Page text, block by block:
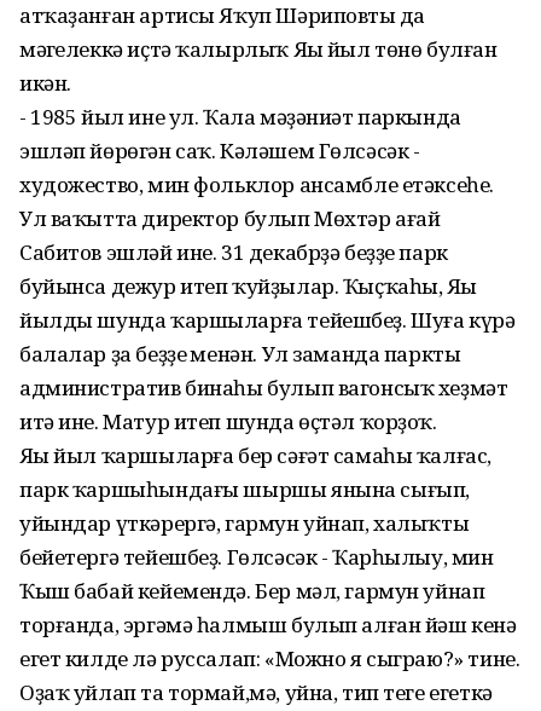
атҡаҙанған артисы Яҡуп Шәриповтың да
мәңгелеккә иҫтә ҡалырлыҡ Яңы йыл төнө булған
икән.
- 1985 йыл ине ул. Ҡала мәҙәниәт паркында
эшләп йөрөгән саҡ. Кәләшем Гөлсәсәк -
художество, мин фольклор ансамбле етәксеһе.
Ул ваҡытта директор булып Мөхтәр ағай
Сабитов эшләй ине. 31 декабрҙә беҙҙе парк
буйынса дежур итеп ҡуйҙылар. Ҡыҫҡаһы, Яңы
йылды шунда ҡаршыларға тейешбеҙ. Шуға күрә
балалар ҙа беҙҙең менән. Ул заманда парктың
административ бинаһы булып вагонсыҡ хеҙмәт
итә ине. Матур итеп шунда өҫтәл ҡорҙоҡ.
Яңы йыл ҡаршыларға бер сәғәт самаһы ҡалғас,
парк ҡаршыһындағы шыршы янына сығып,
уйындар үткәрергә, гармун уйнап, халыҡты
бейетергә тейешбеҙ. Гөлсәсәк - Ҡарһылыу, мин
Ҡыш бабай кейемендә. Бер мәл, гармун уйнап
торғанда, эргәмә һалмыш булып алған йәш кенә
егет килде лә руссалап: «Можно я сыграю?» тине.
Оҙаҡ уйлап та тормай,мә, уйна, тип теге егеткә